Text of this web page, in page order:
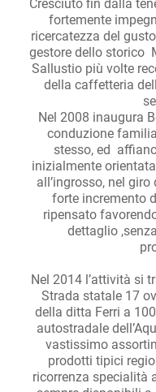
Cresciuto fin dalla
fortemente
ricercatezza del
gestore dello storico
Sallustio più volte
della caffetteria
Nel 2008 inaugura
conduzione
stesso, ed
inizialmente
all’ingrosso, nel
forte incremento
ripensato
dettaglio
Nel 2014 l’attività si
Strada statale 17
della ditta Ferri a
autostradale
vastissimo
prodotti tipici
ricorrenza specialità